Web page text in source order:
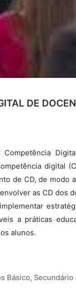
DE
digital
de CD, de modo
as CD dos
a práticas
alunos.
Básico,